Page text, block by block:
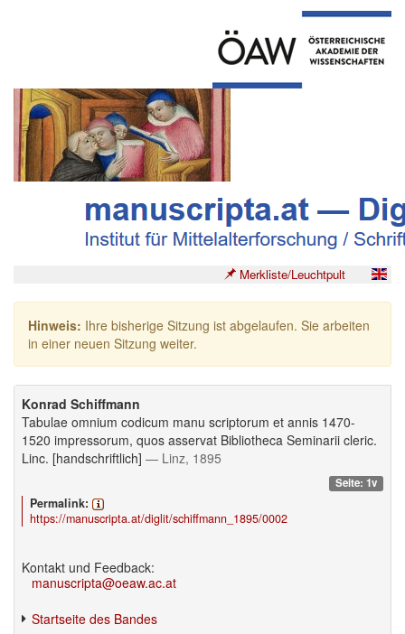
Merkliste/Leuchtpult
Hinweis: Ihre bisherige Sitzung ist abgelaufen. Sie arbeiten
in einer neuen Sitzung weiter.
Konrad Schiffmann
Tabulae omnium codicum manu scriptorum et annis 1470-
1520 impressorum, quos asservat Bibliotheca Seminarii cleric.
Linc. [handschriftlich] — Linz, 1895
Seite: 1v
Permalink:
https://manuscripta.at/diglit/schiffmann_1895/0002
Kontakt und Feedback:
manuscripta@oeaw.ac.at
Startseite des Bandes